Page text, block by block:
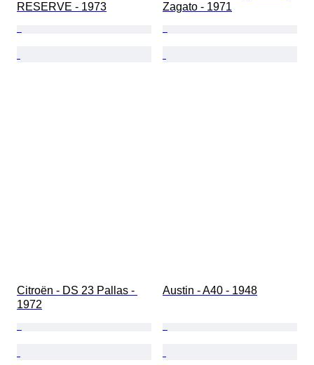
RESERVE - 1973
Zagato - 1971
Citroën - DS 23 Pallas -
1972
Austin - A40 - 1948